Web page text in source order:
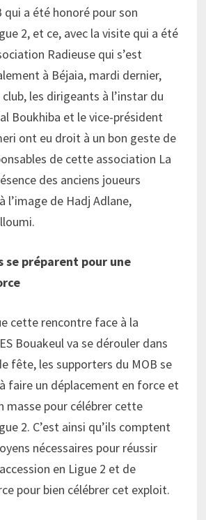
qui a été honoré pour son
2, et ce, avec la visite qui a été
Radieuse qui s’est
à Béjaia, mardi dernier,
les dirigeants à l’instar du
Boukhiba et le vice-président
ont eu droit à un bon geste de
de cette association La
des anciens joueurs
l’image de Hadj Adlane,
se préparent pour une
cette rencontre face à la
Bouakeul va se dérouler dans
fête, les supporters du MOB se
faire un déplacement en force et
masse pour célébrer cette
2. C’est ainsi qu’ils comptent
nécessaires pour réussir
en Ligue 2 et de
pour bien célébrer cet exploit.